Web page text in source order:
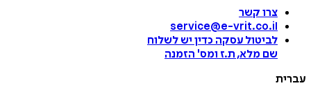
דיגיטלי
₪500 מחיר קודם:
צרו קשר
service@e-vrit.co.il
לביטול עסקה כדין יש לשלוח
שם מלא, ת.ז ומס'הזמנה